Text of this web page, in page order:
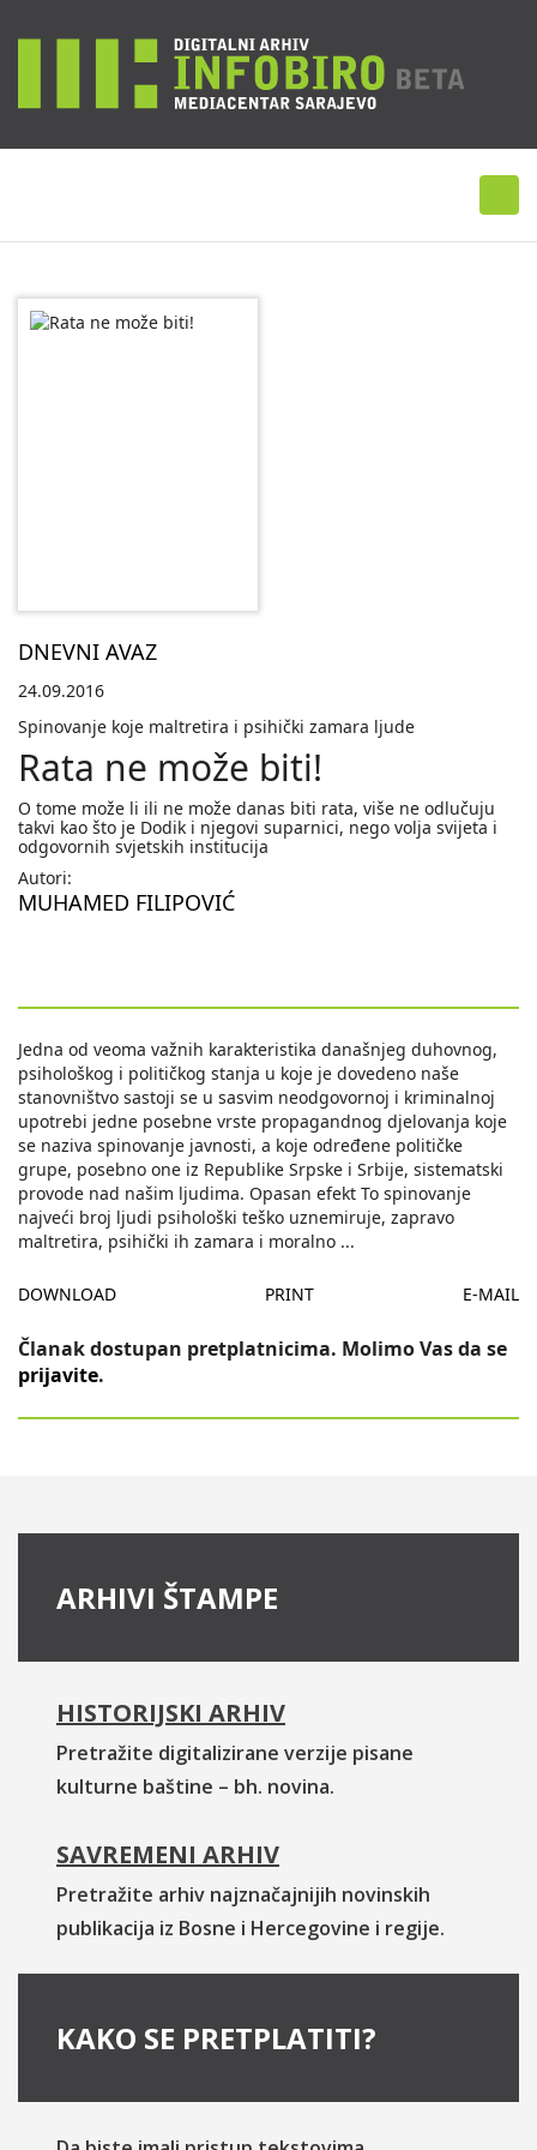
DNEVNI AVAZ
24.09.2016
Spinovanje koje maltretira i psihički zamara ljude
Rata ne može biti!
O tome može li ili ne može danas biti rata, više ne odlučuju
takvi kao što je Dodik i njegovi suparnici, nego volja svijeta i
odgovornih svjetskih institucija
Autori:
MUHAMED FILIPOVIĆ
Jedna od veoma važnih karakteristika današnjeg duhovnog,
psihološkog i političkog stanja u koje je dovedeno naše
stanovništvo sastoji se u sasvim neodgovornoj i kriminalnoj
upotrebi jedne posebne vrste propagandnog djelovanja koje
se naziva spinovanje javnosti, a koje određene političke
grupe, posebno one iz Republike Srpske i Srbije, sistematski
provode nad našim ljudima. Opasan efekt To spinovanje
najveći broj ljudi psihološki teško uznemiruje, zapravo
maltretira, psihički ih zamara i moralno ...
DOWNLOAD PRINT E-MAIL
Članak dostupan pretplatnicima. Molimo Vas da se
prijavite.
ARHIVI ŠTAMPE
HISTORIJSKI ARHIV
Pretražite digitalizirane verzije pisane
kulturne baštine – bh. novina.
SAVREMENI ARHIV
Pretražite arhiv najznačajnijih novinskih
publikacija iz Bosne i Hercegovine i regije.
KAKO SE PRETPLATITI?